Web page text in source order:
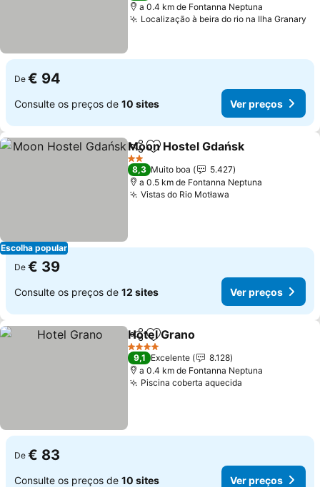
a 0.4 km de Fontanna Neptuna
Localização à beira do rio na Ilha Granary
De € 94
Consulte os preços de 10 sites Ver preços
Escolha popular
PartilharAdicionar aos favoritos
Moon Hostel Gdańsk
2 Estrelas
8,3 Muito boa
5.427
a 0.5 km de Fontanna Neptuna
Vistas do Rio Motława
De € 39
Consulte os preços de 12 sites Ver preços
PartilharAdicionar aos favoritos
Hotel Grano
4 Estrelas
9,1 Excelente
8.128
a 0.4 km de Fontanna Neptuna
Piscina coberta aquecida
De € 83
Consulte os preços de 10 sites Ver preços